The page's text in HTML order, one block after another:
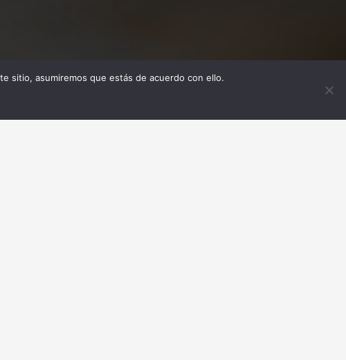
sitio, asumiremos que estás de acuerdo con ello.